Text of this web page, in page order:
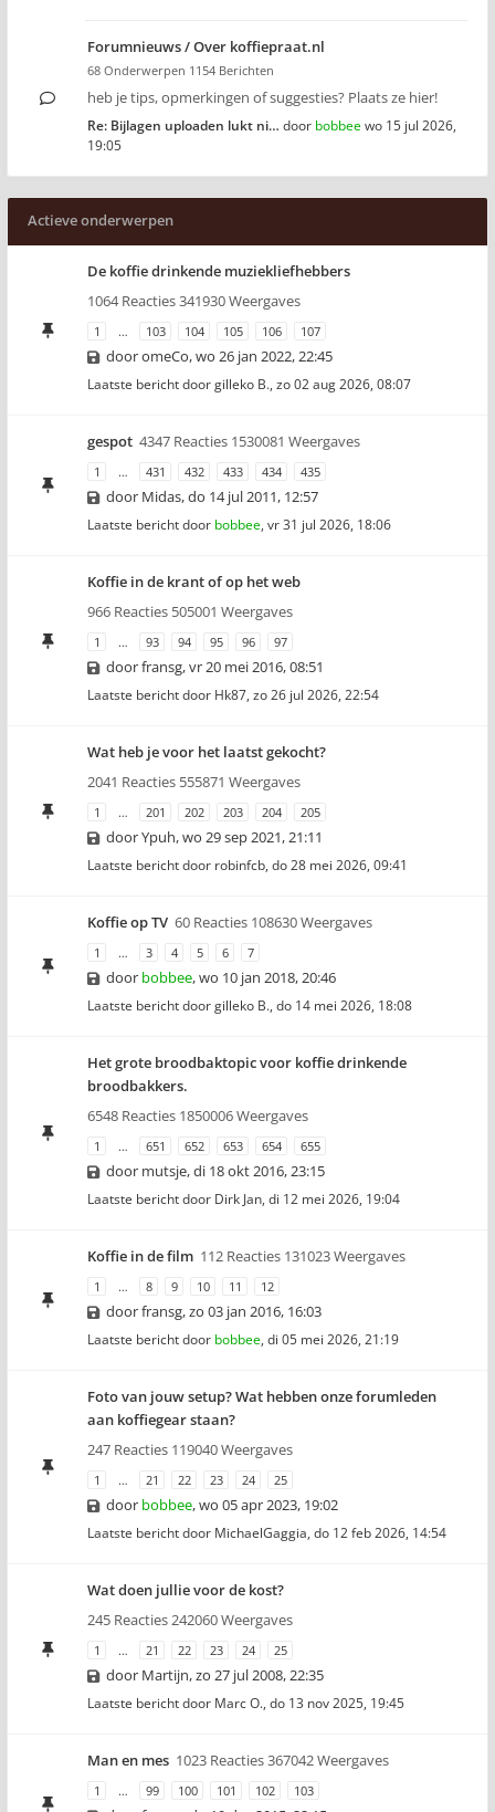
Forumnieuws / Over koffiepraat.nl
68 Onderwerpen 1154 Berichten
heb je tips, opmerkingen of suggesties? Plaats ze hier!
Re: Bijlagen uploaden lukt ni… door bobbeewo 15 jul 2026,
19:05
Actieve onderwerpen
De koffie drinkende muziekliefhebbers
1064 Reacties 341930 Weergaves
1 … 103 104 105 106 107
dooromeCo,wo 26 jan 2022, 22:45
Laatste bericht doorgilleko B., zo 02 aug 2026, 08:07
gespot 4347 Reacties 1530081 Weergaves
1 … 431 432 433 434 435
door Midas,do 14 jul 2011, 12:57
Laatste bericht door bobbee, vr 31 jul 2026, 18:06
Koffie in de krant of op het web
966 Reacties 505001 Weergaves
1 … 93 94 95 96 97
doorfransg,vr 20 mei 2016, 08:51
Laatste bericht door Hk87, zo 26 jul 2026, 22:54
Wat heb je voor het laatst gekocht?
2041 Reacties 555871 Weergaves
1 … 201 202 203 204 205
doorYpuh,wo 29 sep 2021, 21:11
Laatste bericht door robinfcb, do 28 mei 2026, 09:41
Koffie op TV 60 Reacties 108630 Weergaves
1 … 3 4 5 6 7
door bobbee,wo 10 jan 2018, 20:46
Laatste bericht doorgilleko B., do 14 mei 2026, 18:08
Het grote broodbaktopic voor koffie drinkende
broodbakkers.
6548 Reacties 1850006 Weergaves
1 … 651 652 653 654 655
door mutsje,di 18 okt 2016, 23:15
Laatste bericht door Dirk Jan, di 12 mei 2026, 19:04
Koffie in de film 112 Reacties 131023 Weergaves
1 … 8 9 10 11 12
doorfransg,zo 03 jan 2016, 16:03
Laatste bericht door bobbee, di 05 mei 2026, 21:19
Foto van jouw setup? Wat hebben onze forumleden
aan koffiegear staan?
247 Reacties 119040 Weergaves
1 … 21 22 23 24 25
door bobbee,wo 05 apr 2023, 19:02
Laatste bericht door MichaelGaggia, do 12 feb 2026, 14:54
Wat doen jullie voor de kost?
245 Reacties 242060 Weergaves
1 … 21 22 23 24 25
door Martijn,zo 27 jul 2008, 22:35
Laatste bericht door Marc O., do 13 nov 2025, 19:45
Man en mes 1023 Reacties 367042 Weergaves
1 … 99 100 101 102 103